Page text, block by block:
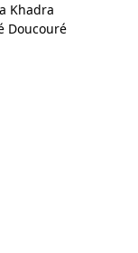
Khadra
Doucouré